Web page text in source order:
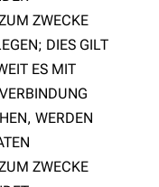
ZWECKE
DIES GILT
ES MIT
WERDEN
ZWECKE